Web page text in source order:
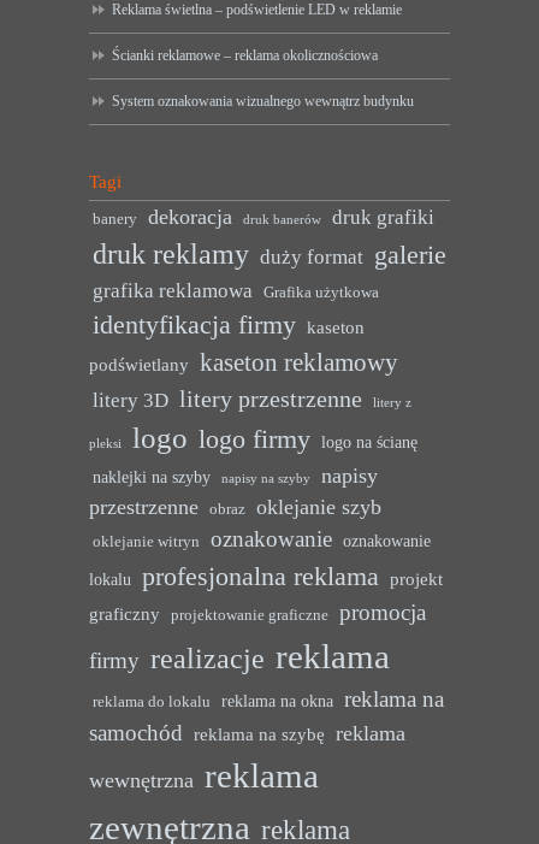
Reklama świetlna – podświetlenie LED w reklamie
Ścianki reklamowe – reklama okolicznościowa
System oznakowania wizualnego wewnątrz budynku
Tagi
banery dekoracja druk banerów druk grafiki
druk reklamy duży format galerie
grafika reklamowa Grafika użytkowa
identyfikacja firmy kaseton
podświetlany kaseton reklamowy
litery 3D litery przestrzenne litery z
pleksi logo logo firmy logo na ścianę
naklejki na szyby
napisy na szyby
napisy
przestrzenne
obraz oklejanie szyb
oklejanie witryn oznakowanie oznakowanie
lokalu profesjonalna reklama projekt
graficzny
projektowanie graficzne
promocja
firmy realizacje reklama
reklama do lokalu reklama na okna reklama na
samochód reklama na szybę reklama
wewnętrzna reklama
zewnętrzna reklama